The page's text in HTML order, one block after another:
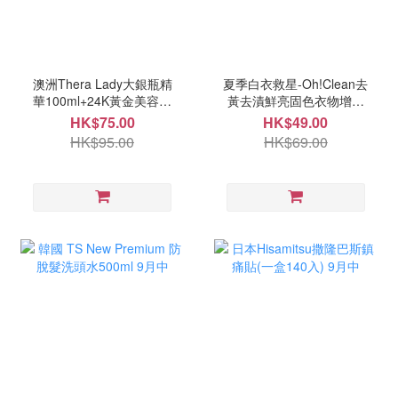
澳洲Thera Lady大銀瓶精
華100ml+24K黃金美容套
裝 9月尾
HK$75.00
HK$95.00
夏季白衣救星-Oh!Clean去
黃去漬鮮亮固色衣物增白
片10入(一套2盒) 11月中
HK$49.00
HK$69.00